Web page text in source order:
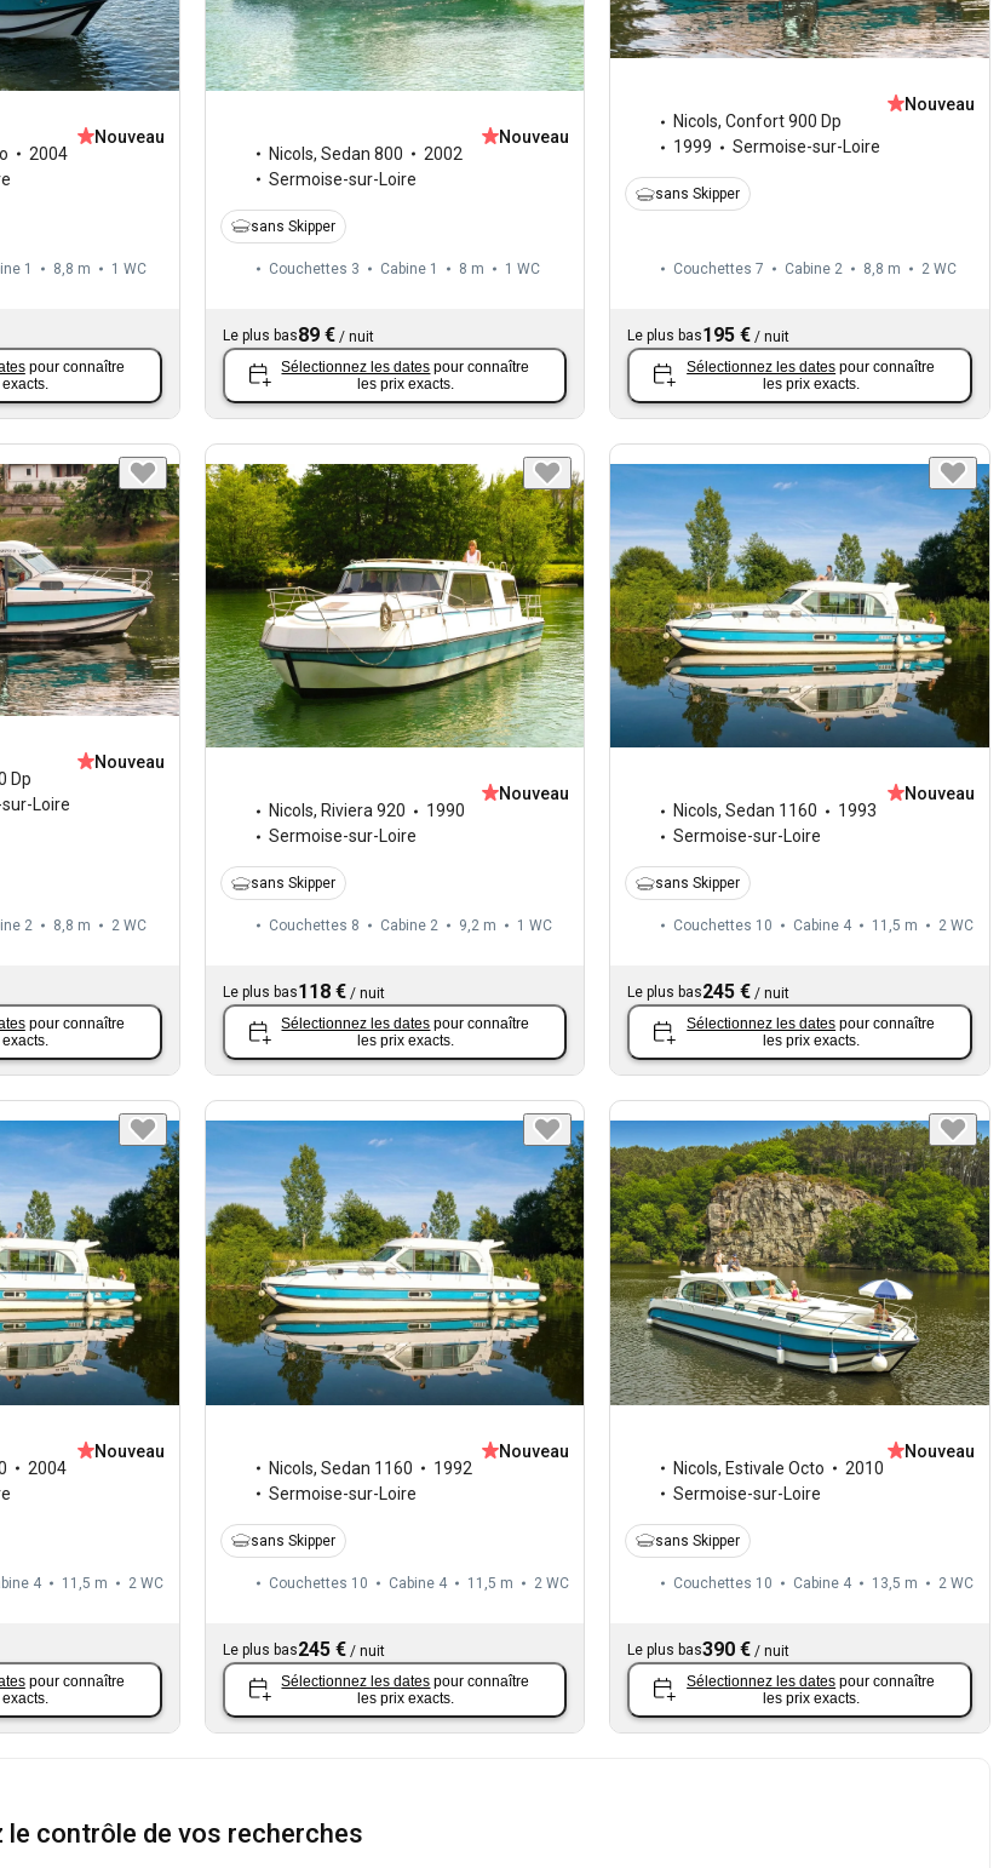
2004
Nouveau
1 8,8 m 1 WC
pour connaître
Nicols, Sedan 800
2002
Sermoise-sur-Loire
Nouveau
sans Skipper
Couchettes 3 Cabine 1 8 m 1 WC
Le plus bas89 €/ nuit
Sélectionnez les dates pour connaître
les prix exacts.
Nicols,Confort 900 Dp
1999
Sermoise-sur-Loire
Nouveau
sans Skipper
Couchettes 7 Cabine 2 8,8 m 2 WC
Le plus bas195 € /nuit
Sélectionnez les dates pour connaître
les prix exacts.
Dp
Loire
Nouveau
2 8,8 m 2 WC
pour connaître
exacts.
Nicols, Riviera 920
1990
Sermoise-sur-Loire
Nouveau
sans Skipper
Couchettes 8 Cabine 2 9,2 m 1 WC
Le plus bas118 €/ nuit
Sélectionnez les dates pour connaître
les prix exacts.
Nicols,Sedan 1160
1993
Sermoise-sur-Loire
Nouveau
sans Skipper
Couchettes 10 Cabine 4 11,5 m 2 WC
Le plus bas245 € /nuit
Sélectionnez les dates pour connaître
les prix exacts.
2004
Nouveau
4 11,5 m 2 WC
pour connaître
Nicols, Sedan 1160
1992
Sermoise-sur-Loire
Nouveau
sans Skipper
Couchettes 10 Cabine 4 11,5 m 2 WC
Le plus bas245 €/ nuit
Sélectionnez les dates pour connaître
les prix exacts.
Nicols, Estivale Octo
2010
Sermoise-sur-Loire
Nouveau
sans Skipper
Couchettes 10 Cabine 4 13,5 m 2 WC
Le plus bas390 € /nuit
Sélectionnez les dates pour connaître
les prix exacts.
le contrôle de vos recherches